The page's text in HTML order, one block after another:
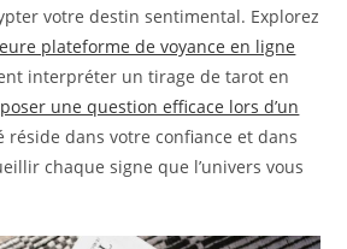
votre destin sentimental. Explorez
plateforme de voyance en ligne
interpréter un tirage de tarot en
une question efficace lors d’un
réside dans votre confiance et dans
chaque signe que l’univers vous